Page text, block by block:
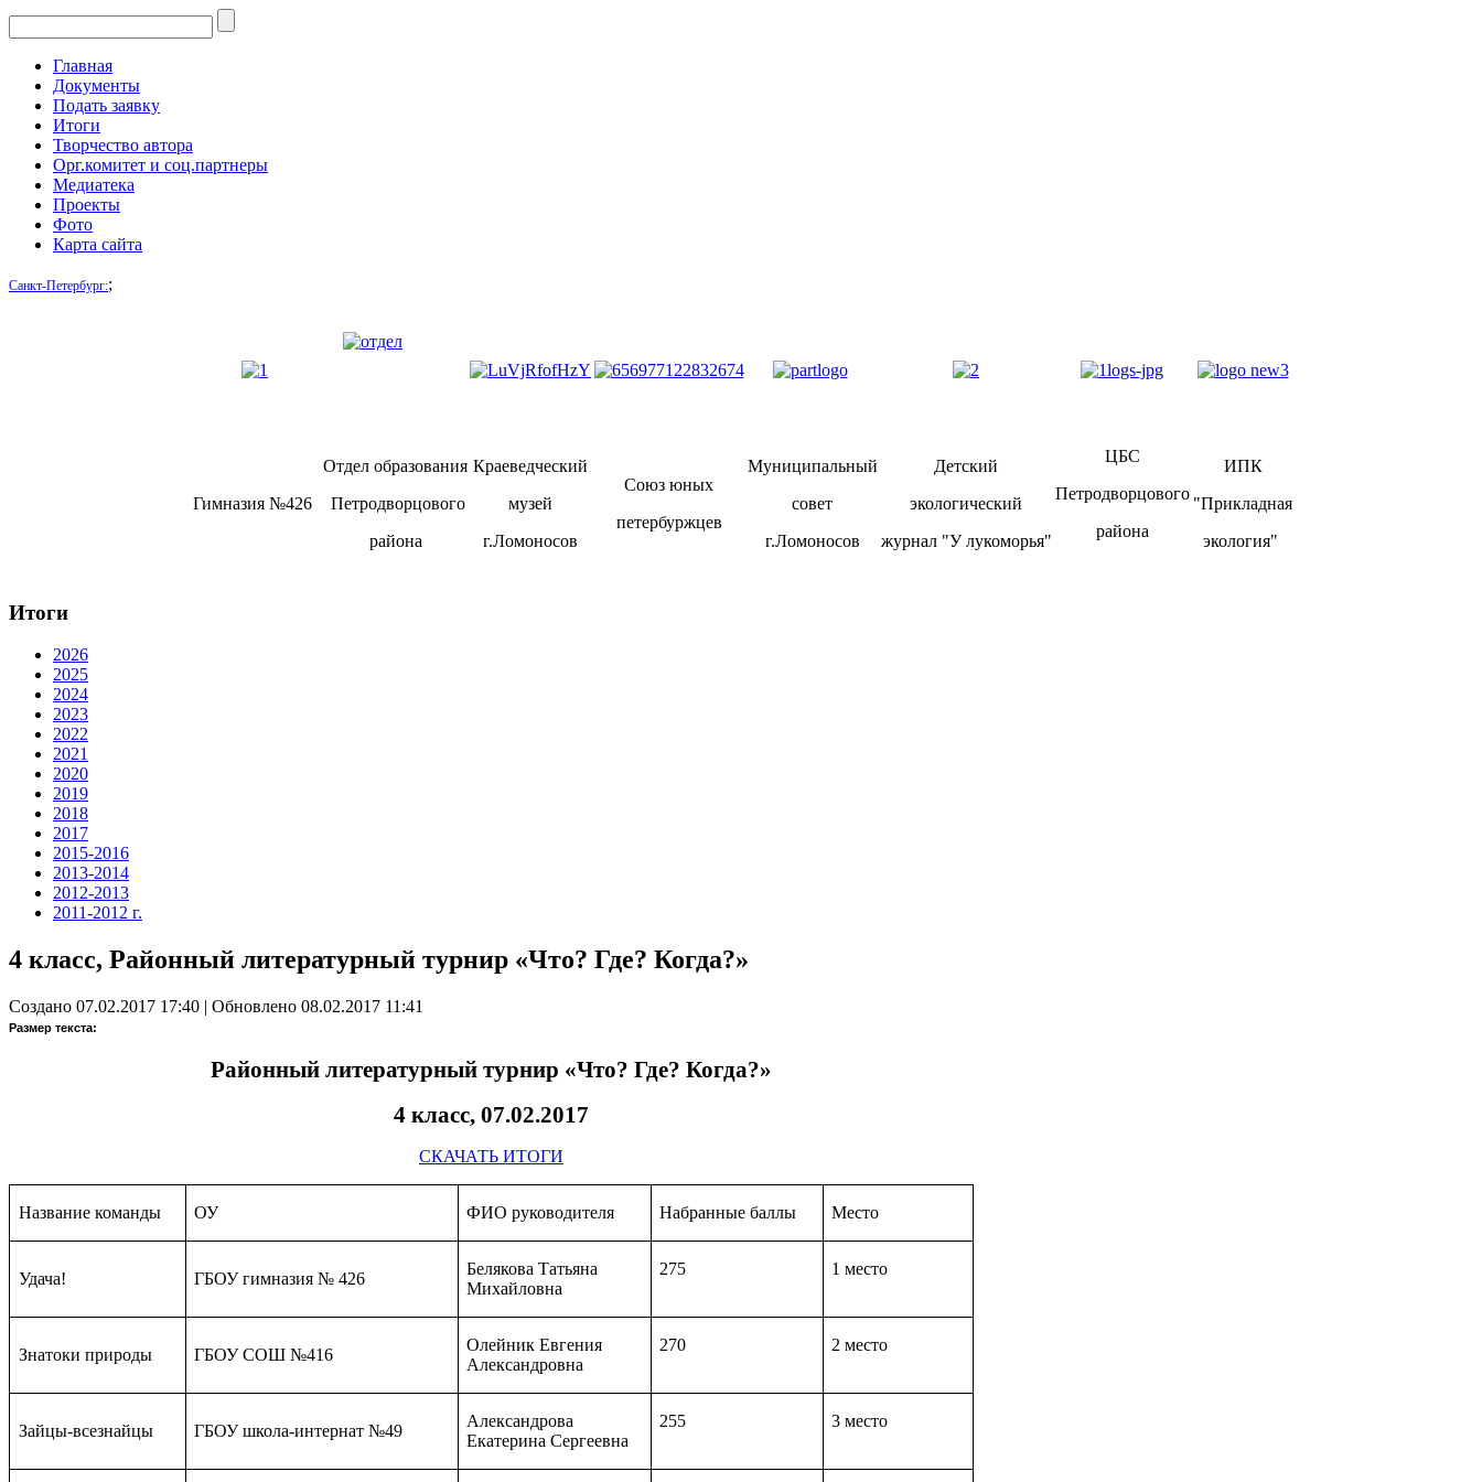
Главная
Документы
Подать заявку
Итоги
Творчество автора
Орг.комитет и соц.партнеры
Медиатека
Проекты
Фото
Карта сайта
Санкт-Петербург:;
Гимназия №426
Отдел образования
Петродворцового
района
Краеведческий
музей
г.Ломоносов
Союз юных
петербуржцев
Муниципальный
совет
г.Ломоносов
Детский
экологический
журнал "У лукоморья"
ЦБС
Петродворцового
района
ИПК
"Прикладная
экология"
Итоги
2026
2025
2024
2023
2022
2021
2020
2019
2018
2017
2015-2016
2013-2014
2012-2013
2011-2012 г.
4 класс, Районный литературный турнир «Что? Где? Когда?»
Создано 07.02.2017 17:40 | Обновлено 08.02.2017 11:41
Размер текста:
Районный литературный турнир «Что? Где? Когда?»
4 класс, 07.02.2017
СКАЧАТЬ ИТОГИ
Название команды ОУ ФИО руководителя Набранные баллы Место
Удача! ГБОУ гимназия № 426
Белякова Татьяна
Михайловна
275 1 место
Знатоки природы ГБОУ СОШ №416
Олейник Евгения
Александровна
270 2 место
Зайцы-всезнайцы ГБОУ школа-интернат №49
Александрова
Екатерина Сергеевна
255 3 место